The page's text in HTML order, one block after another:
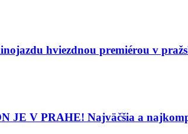
hviezdnou premiérou v
V PRAHE! Najväčšia a